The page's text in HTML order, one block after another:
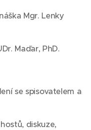
Mgr. Lenky
Maďar, PhD.
se spisovatelem a
diskuze,